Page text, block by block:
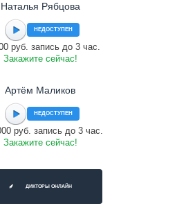
Наталья Рябцова
НЕДОСТУПЕН
руб. запись до 3 час.
Закажите сейчас!
Артём Маликов
НЕДОСТУПЕН
руб. запись до 3 час.
Закажите сейчас!
ДИКТОРЫ ОНЛАЙН